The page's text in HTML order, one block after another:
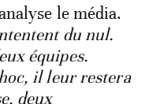
le média.
du nul.
équipes.
il leur restera
deux